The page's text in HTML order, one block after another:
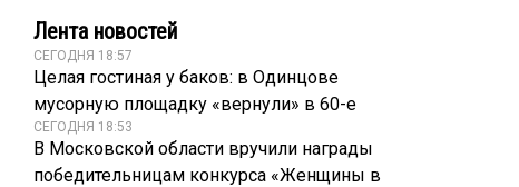
Лента новостей
СЕГОДНЯ 18:57
Целая гостиная у баков: в Одинцове
мусорную площадку «вернули» в 60-е
СЕГОДНЯ 18:53
В Московской области вручили награды
победительницам конкурса «Женщины в